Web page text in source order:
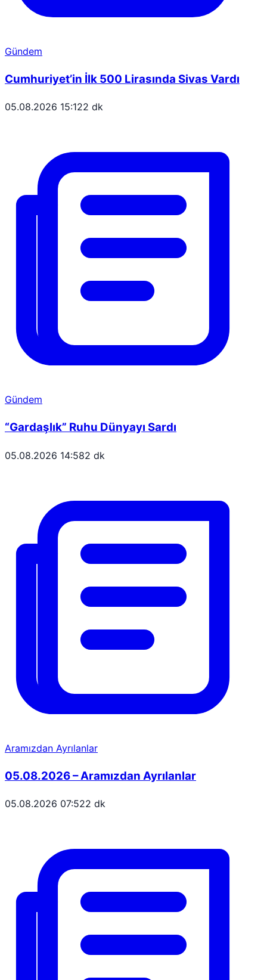
Gündem
Cumhuriyet’in İlk 500 Lirasında Sivas Vardı
05.08.2026 15:122 dk
Gündem
“Gardaşlık” Ruhu Dünyayı Sardı
05.08.2026 14:582 dk
Aramızdan Ayrılanlar
05.08.2026 – Aramızdan Ayrılanlar
05.08.2026 07:522 dk